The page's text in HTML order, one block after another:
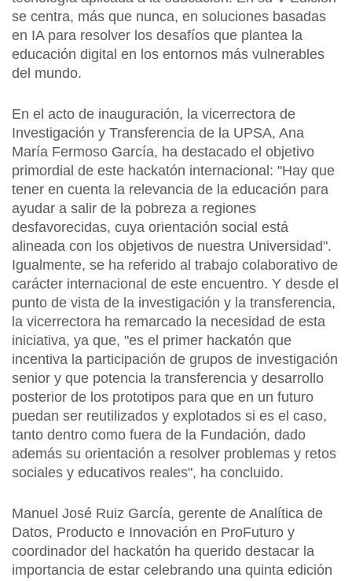
se centra, más que nunca, en soluciones basadas
en IA para resolver los desafíos que plantea la
educación digital en los entornos más vulnerables
del mundo.
En el acto de inauguración, la vicerrectora de
Investigación y Transferencia de la UPSA, Ana
María Fermoso García, ha destacado el objetivo
primordial de este hackatón internacional: "Hay que
tener en cuenta la relevancia de la educación para
ayudar a salir de la pobreza a regiones
desfavorecidas, cuya orientación social está
alineada con los objetivos de nuestra Universidad".
Igualmente, se ha referido al trabajo colaborativo de
carácter internacional de este encuentro. Y desde el
punto de vista de la investigación y la transferencia,
la vicerrectora ha remarcado la necesidad de esta
iniciativa, ya que, "es el primer hackatón que
incentiva la participación de grupos de investigación
senior y que potencia la transferencia y desarrollo
posterior de los prototipos para que en un futuro
puedan ser reutilizados y explotados si es el caso,
tanto dentro como fuera de la Fundación, dado
además su orientación a resolver problemas y retos
sociales y educativos reales", ha concluido.
Manuel José Ruiz García, gerente de Analítica de
Datos, Producto e Innovación en ProFuturo y
coordinador del hackatón ha querido destacar la
importancia de estar celebrando una quinta edición